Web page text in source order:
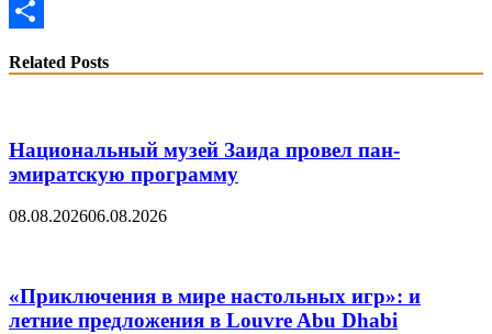
Email
Related Posts
Национальный музей Заида провел пан-
эмиратскую программу
08.08.202606.08.2026
«Приключения в мире настольных игр»: и
летние предложения в Louvre Abu Dhabi